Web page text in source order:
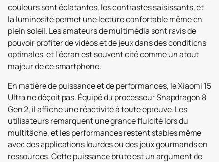
couleurs sont éclatantes, les contrastes saisissants, et
la luminosité permet une lecture confortable même en
plein soleil. Les amateurs de multimédia sont ravis de
pouvoir profiter de vidéos et de jeux dans des conditions
optimales, et l'écran est souvent cité comme un atout
majeur de ce smartphone.
En matière de puissance et de performances, le Xiaomi 15
Ultra ne déçoit pas. Équipé du processeur Snapdragon 8
Gen 2, il affiche une réactivité à toute épreuve. Les
utilisateurs remarquent une grande fluidité lors du
multitâche, et les performances restent stables même
avec des applications lourdes ou des jeux gourmands en
ressources. Cette puissance brute est un argument de